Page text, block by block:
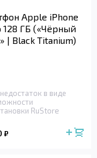
Apple iPhone
128 ГБ («Чёрный
| Black Titanium)
в виде
RuStore
₽